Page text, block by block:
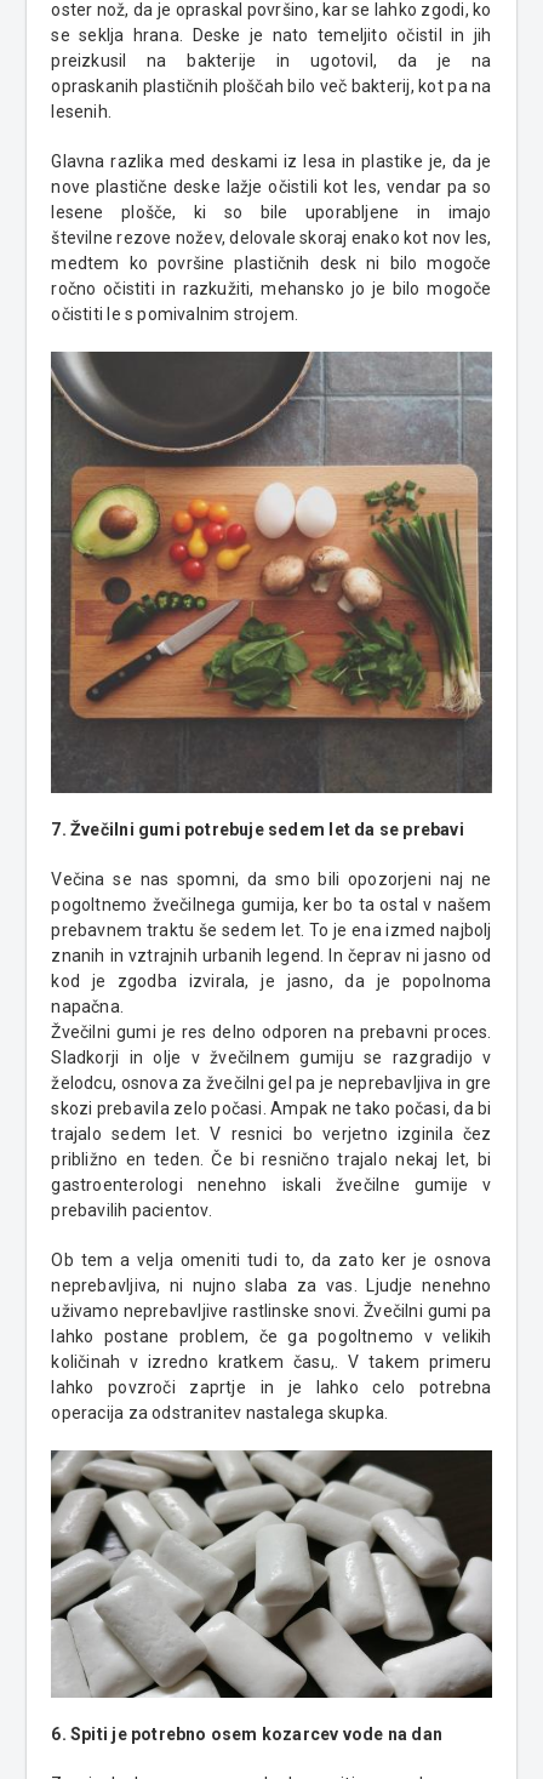
oster nož, da je opraskal površino, kar se lahko zgodi, ko
se seklja hrana. Deske je nato temeljito očistil in jih
preizkusil na bakterije in ugotovil, da je na
opraskanih plastičnih ploščah bilo več bakterij, kot pa na
lesenih.
Glavna razlika med deskami iz lesa in plastike je, da je
nove plastične deske lažje očistili kot les, vendar pa so
lesene plošče, ki so bile uporabljene in imajo
številnerezove nožev, delovale skoraj enako kot nov les,
medtem ko površine plastičnih desk ni bilo mogoče
ročno očistiti in razkužiti, mehansko jo je bilo mogoče
očistiti le s pomivalnim strojem.
7. Žvečilni gumi potrebuje sedem let da se prebavi
Večina se nas spomni, da smo bili opozorjeni naj ne
pogoltnemo žvečilnega gumija, ker bo ta ostal v našem
prebavnem traktu še sedem let. To je ena izmed najbolj
znanih in vztrajnih urbanih legend. In čeprav ni jasno od
kod je zgodba izvirala, je jasno, da je popolnoma
napačna.
Žvečilni gumi je res delno odporen na prebavni proces.
Sladkorji in olje vžvečilnem gumiju se razgradijo v
želodcu, osnova za žvečilni gel pa je neprebavljiva in gre
skozi prebavila zelo počasi. Ampak ne tako počasi, da bi
trajalo sedem let. V resnici bo verjetno izginila čez
približno en teden. Če bi resnično trajalo nekaj let, bi
gastroenterologi nenehno iskali žvečilne gumije v
prebavilih pacientov.
Ob tem a velja omeniti tudi to, da zato ker je osnova
neprebavljiva, ni nujno slaba za vas. Ljudje nenehno
uživamo neprebavljive rastlinske snovi. Žvečilni gumi pa
lahko postane problem, če ga pogoltnemo v velikih
količinah v izredno kratkem času,. V takem primeru
lahko povzroči zaprtje in je lahko celo potrebna
operacija za odstranitev nastalega skupka.
6. Spiti je potrebno osem kozarcev vode na dan